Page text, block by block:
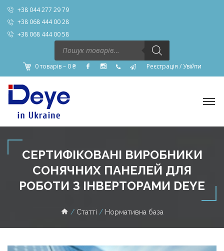
+38 044 277 29 79
+38 068 444 00 28
+38 068 444 00 58
Пошук
товарів
0 товарів – 0₴ Реєстрація /Увійти
СЕРТИФІКОВАНІ ВИРОБНИКИ
СОНЯЧНИХ ПАНЕЛЕЙ ДЛЯ
РОБОТИ З ІНВЕРТОРАМИ DEYE
Статті Нормативна база